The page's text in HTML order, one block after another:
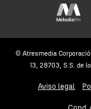
© Atresmedia
13, 28703, S.S. de
Aviso legal